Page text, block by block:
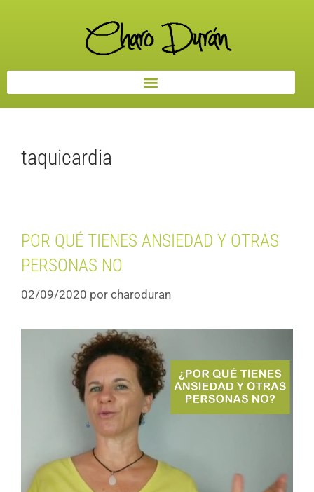
taquicardia
POR QUÉ TIENES ANSIEDAD Y OTRAS
PERSONAS NO
02/09/2020 por charoduran